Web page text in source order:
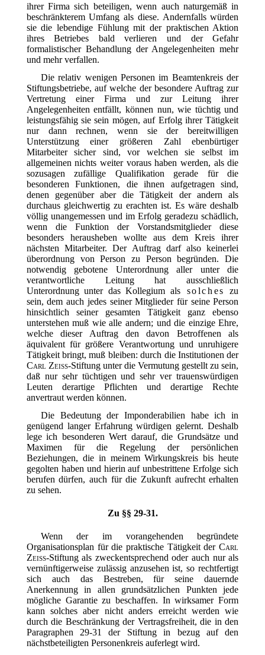
ihrer Firma sich beteiligen, wenn auch naturgemäß in
beschränkterem Umfang als diese. Andernfalls würden
sie die lebendige Fühlung mit der praktischen Aktion
ihres Betriebes bald verlieren und der Gefahr
formalistischer Behandlung der Angelegenheiten mehr
und mehr verfallen.
Die relativ wenigen Personen im Beamtenkreis der
Stiftungsbetriebe, auf welche der besondere Auftrag zur
Vertretung einer Firma und zur Leitung ihrer
Angelegenheiten entfällt, können nun, wie tüchtig und
leistungsfähig sie sein mögen, auf Erfolg ihrer Tätigkeit
nur dann rechnen, wenn sie der bereitwilligen
Unterstützung einer größeren Zahl ebenbürtiger
Mitarbeiter sicher sind, vor welchen sie selbst im
allgemeinen nichts weiter voraus haben werden, als die
sozusagen zufällige Qualifikation gerade für die
besonderen Funktionen, die ihnen aufgetragen sind,
denen gegenüber aber die Tätigkeit der andern als
durchaus gleichwertig zu erachten ist. Es wäre deshalb
völlig unangemessen und im Erfolg geradezu schädlich,
wenn die Funktion der Vorstandsmitglieder diese
besonders herausheben wollte aus dem Kreis ihrer
nächsten Mitarbeiter. Der Auftrag darf also keinerlei
überordnung von Person zu Person begründen. Die
notwendig gebotene Unterordnung aller unter die
verantwortliche Leitung hat ausschließlich
Unterordnung unter das Kollegium als
solches
zu
sein, dem auch jedes seiner Mitglieder für seine Person
hinsichtlich seiner gesamten Tätigkeit ganz ebenso
unterstehen muß wie alle andern; und die einzige Ehre,
welche dieser Auftrag den davon Betroffenen als
äquivalent für größere Verantwortung und unruhigere
Tätigkeit bringt, muß bleiben: durch die Institutionen der
Carl Zeiss-Stiftung unter die Vermutung gestellt zu sein,
daß nur sehr tüchtigen und sehr ver trauenswürdigen
Leuten derartige Pflichten und derartige Rechte
anvertraut werden können.
Die Bedeutung der Imponderabilien habe ich in
genügend langer Erfahrung würdigen gelernt. Deshalb
lege ich besonderen Wert darauf, die Grundsätze und
Maximen für die Regelung der persönlichen
Beziehungen, die in meinem Wirkungskreis bis heute
gegolten haben und hierin auf unbestrittene Erfolge sich
berufen dürfen, auch für die Zukunft aufrecht erhalten
zu sehen.
Zu §§ 29-31.
Wenn der im vorangehenden begründete
Organisationsplan für die praktische Tätigkeit derCarl
Zeiss-Stiftung als zweckentsprechend oder auch nur als
vernünftigerweise zulässig anzusehen ist, so rechtfertigt
sich auch das Bestreben, für seine dauernde
Anerkennung in allen grundsätzlichen Punkten jede
mögliche Garantie zu beschaffen. In wirksamer Form
kann solches aber nicht anders erreicht werden wie
durch die Beschränkung der Vertragsfreiheit, die in den
Paragraphen 29-31 der Stiftung in bezug auf den
nächstbeteiligten Personenkreis auferlegt wird.